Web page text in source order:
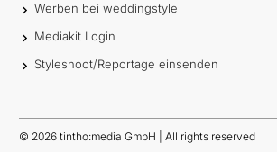
Werben bei weddingstyle
Mediakit Login
Styleshoot/Reportage einsenden
© 2026 tintho:media GmbH | All rights reserved